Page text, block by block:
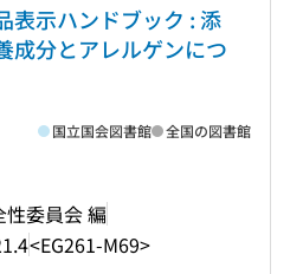
表示ハンドブック : 添
成分とアレルゲンにつ
性委員会 編
<EG261-M69>
国立国会図書館 全国の図書館